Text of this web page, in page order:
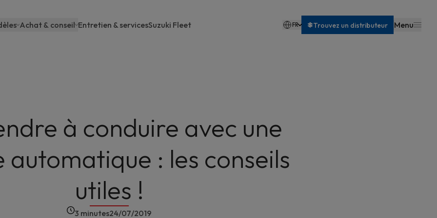
Achat & conseil Entretien & servicesSuzuki Fleet FR Trouvez un distributeur Menu
à conduire avec une
automatique : les conseils
utiles !
3 minutes24/07/2019